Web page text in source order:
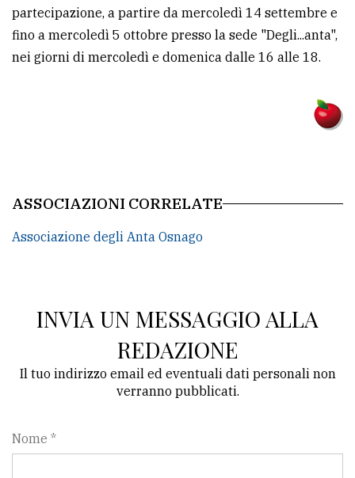
LE
ALTRE
TESTATE
policy
partecipazione, a partire da mercoledì 14 settembre e
fino a mercoledì 5 ottobre presso la sede "Degli...anta",
nei giorni di mercoledì e domenica dalle 16 alle 18.
ASSOCIAZIONI CORRELATE
Associazione degli Anta Osnago
INVIA UN MESSAGGIO ALLA
REDAZIONE
Il tuo indirizzo email ed eventuali dati personali non
verranno pubblicati.
Nome *